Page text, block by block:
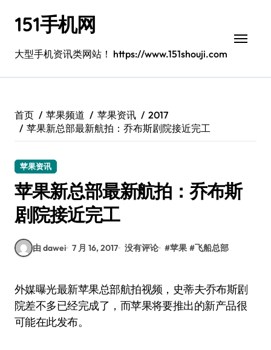
151手机网
大型手机资讯类网站！ https://www.151shouji.com
首页 苹果频道 苹果资讯
2017
苹果新总部最新航拍：乔布斯剧院接近完工
苹果资讯
苹果新总部最新航拍：乔布斯
剧院接近完工
由 dawei 7 月 16, 2017 没有评论 #苹果 #飞船总部
外媒曝光最新苹果总部航拍视频，史蒂夫·乔布斯剧
院差不多已经完成了，而苹果将要推出的新产品很
可能在此发布。